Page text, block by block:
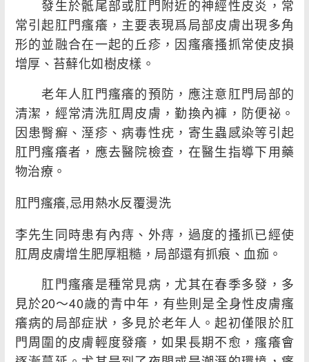
發生於骶尾部或肛門附近的神經性皮炎，常
常引起肛門瘙癢，主要表現爲局部皮膚出現多角
形的並融合在一起的丘疹，因瘙癢搔抓常使皮損
增厚、苔蘚化如樹皮樣。
老年人肛門瘙癢的預防，應注意肛門局部的
清潔，經常清洗肛周皮膚，勤換內褲，防便祕。
因患臀癬、溼疹、病毒性疣，寄生蟲感染等引起
肛門瘙癢者，應去醫院檢查，在醫生指導下用藥
物治療。
肛門瘙癢,忌用熱水反覆燙洗
李先生同時患有內痔、外痔，過度的搔抓已經使
肛周皮膚增生肥厚粗糙，局部還有抓痕、血痂。
肛門瘙癢是種常見病，尤其在春季多發，多
見於20～40歲的青中年，有些則是全身性皮膚瘙
癢病的局部症狀，多見於老年人。起初僅限於肛
門周圍的皮膚輕度發癢，如果長期不愈，瘙癢會